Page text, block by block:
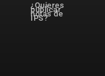
¿Quieres
publicar
notas de
IPS?